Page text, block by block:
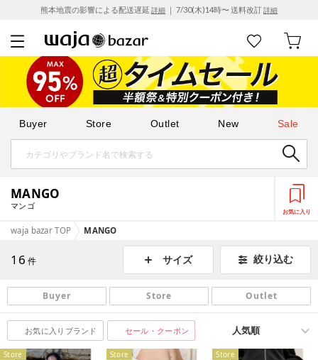
熊本地震の影響による配送遅延 詳細 ｜ 7/30(木)14時〜 送料改訂詳細
Buyer Store Outlet New Sale
MANGO
マンゴ
お気に入り
waja bazar TOP MANGO
16 件 サイズ 絞り込む
Buyer Store Outlet
お気に入りブランド セール・クーポン
Store Store Store